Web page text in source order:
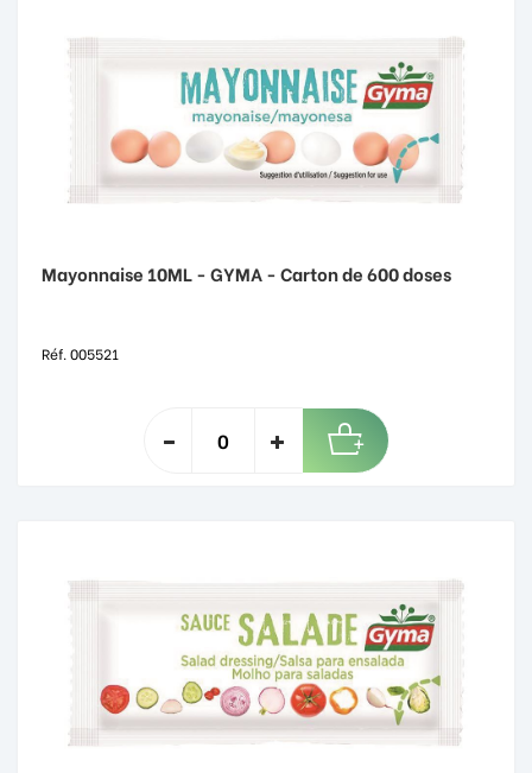
Mayonnaise 10ML - GYMA - Carton de 600 doses
Réf. 005521